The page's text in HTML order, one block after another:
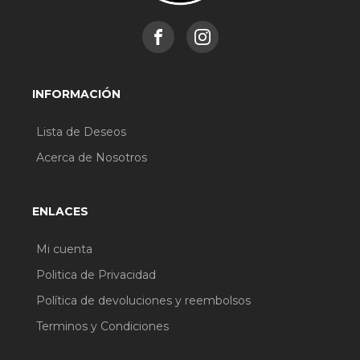
INFORMACIÓN
Lista de Deseos
Acerca de Nosotros
ENLACES
Mi cuenta
Politica de Privacidad
Política de devoluciones y reembolsos
Terminos y Condiciones